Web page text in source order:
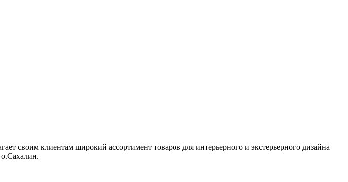
своим клиентам широкий ассортимент товаров для интерьерного и экстерьерного дизайна